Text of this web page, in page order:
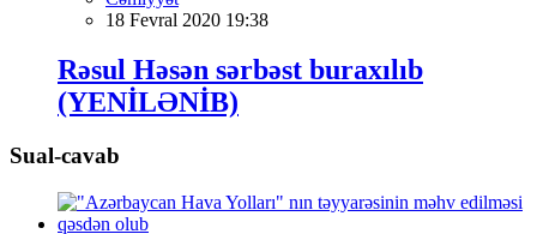
18 Fevral 2020 19:38
Rəsul Həsən sərbəst buraxılıb
(YENİLƏNİB)
Sual-cavab